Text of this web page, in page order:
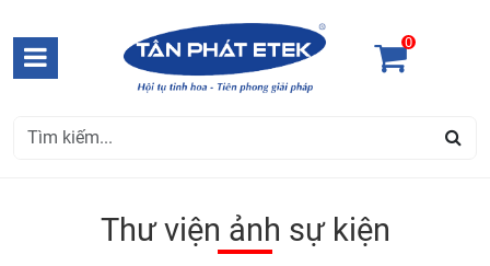
0
Thư viện ảnh sự kiện